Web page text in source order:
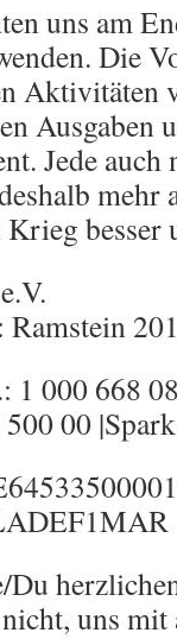
uns am
Die
Aktivitäten
Ausgaben
Jede
Krieg
1 000 668
00
Du
uns mit